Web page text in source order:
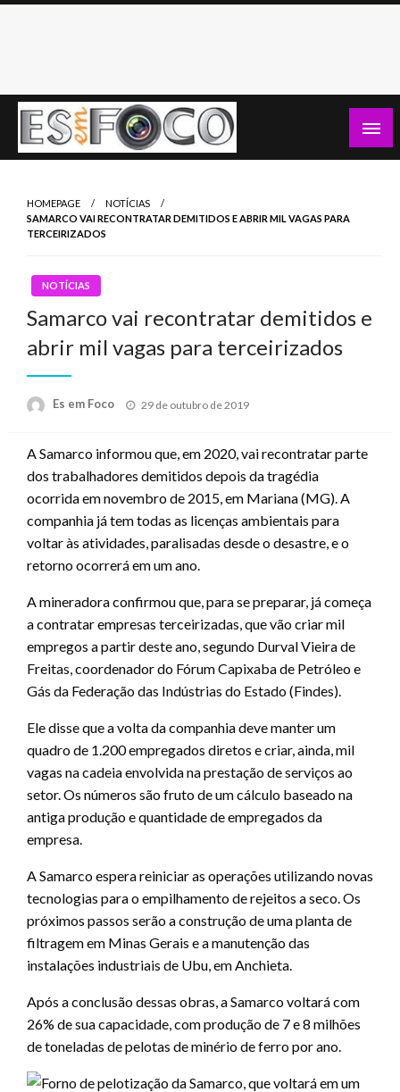
Skip
HOMEPAGE
NOTÍCIAS
SAMARCO VAI RECONTRATAR DEMITIDOS E ABRIR MIL VAGAS PARA
TERCEIRIZADOS
NOTÍCIAS
Samarco vai recontratar demitidos e
abrir mil vagas para terceirizados
Es em Foco
Posted
29 de outubro de 2019
A Samarco informou que, em 2020, vai recontratar parte
dos trabalhadores demitidos depois da tragédia
ocorrida em novembro de 2015, em Mariana (MG). A
companhia já tem todas as licenças ambientais para
voltar às atividades, paralisadas desde o desastre, e o
retorno ocorrerá em um ano.
A mineradora confirmou que, para se preparar, já começa
a contratar empresas terceirizadas, que vão criar mil
empregos a partir deste ano, segundo Durval Vieira de
Freitas, coordenador do Fórum Capixaba de Petróleo e
Gás da Federação das Indústrias do Estado (Findes).
Ele disse que a volta da companhia deve manter um
quadro de 1.200 empregados diretos e criar, ainda, mil
vagas na cadeia envolvida na prestação de serviços ao
setor. Os números são fruto de um cálculo baseado na
antiga produção e quantidade de empregados da
empresa.
A Samarco espera reiniciar as operações utilizando novas
tecnologias para o empilhamento de rejeitos a seco. Os
próximos passos serão a construção de uma planta de
filtragem em Minas Gerais e a manutenção das
instalações industriais de Ubu, em Anchieta.
Após a conclusão dessas obras, a Samarco voltará com
26% de sua capacidade, com produção de 7 e 8 milhões
de toneladas de pelotas de minério de ferro por ano.